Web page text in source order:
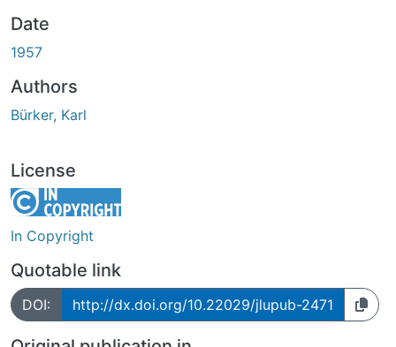
Date
1957
Authors
Bürker, Karl
License
In Copyright
Quotable link
DOI: http://dx.doi.org/10.22029/jlupub-2471